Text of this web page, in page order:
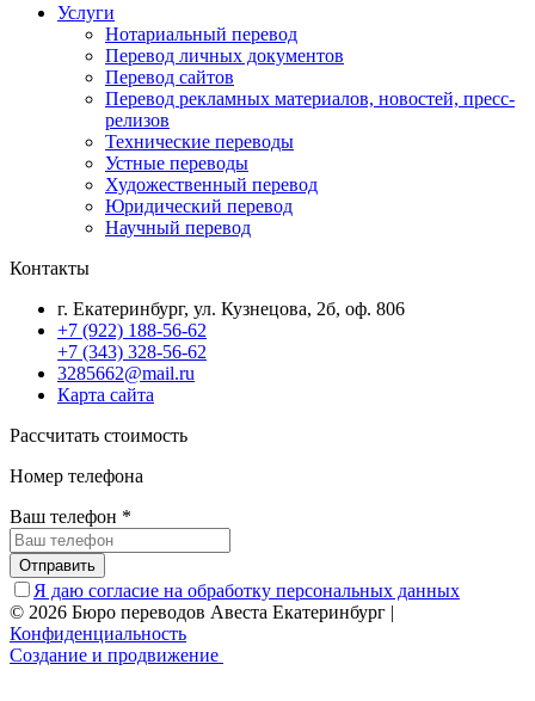
Услуги
Нотариальный перевод
Перевод личных документов
Перевод сайтов
Перевод рекламных материалов, новостей, пресс-
релизов
Технические переводы
Устные переводы
Художественный перевод
Юридический перевод
Научный перевод
Контакты
г. Екатеринбург, ул. Кузнецова, 2б, оф. 806
+7 (922) 188-56-62
+7 (343) 328-56-62
3285662@mail.ru
Карта сайта
Рассчитать стоимость
Номер телефона
Ваш телефон *
Отправить
Я даю согласие на обработку персональных данных
© 2026 Бюро переводов Авеста Екатеринбург |
Конфиденциальность
Создание и продвижение